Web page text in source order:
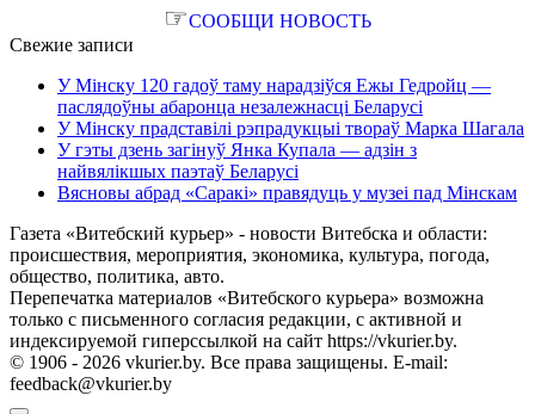
☞СООБЩИ НОВОСТЬ
Свежие записи
У Мінску 120 гадоў таму нарадзіўся Ежы Гедройц —
паслядоўны абаронца незалежнасці Беларусі
У Мінску прадставілі рэпрадукцыі твораў Марка Шагала
У гэты дзень загінуў Янка Купала — адзін з
найвялікшых паэтаў Беларусі
Вясновы абрад «Саракі» правядуць у музеі пад Мінскам
Газета «Витебский курьер» - новости Витебска и области:
происшествия, мероприятия, экономика, культура, погода,
общество, политика, авто.
Перепечатка материалов «Витебского курьера» возможна
только с письменного согласия редакции, с активной и
индексируемой гиперссылкой на сайт https://vkurier.by.
© 1906 - 2026 vkurier.by. Все права защищены. E-mail:
feedback@vkurier.by